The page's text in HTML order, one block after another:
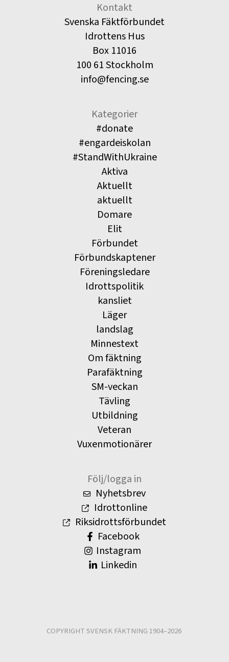
Kontakt
Svenska Fäktförbundet
Idrottens Hus
Box 11016
100 61 Stockholm
info@fencing.se
Kategorier
#donate
#engardeiskolan
#StandWithUkraine
Aktiva
Aktuellt
aktuellt
Domare
Elit
Förbundet
Förbundskaptener
Föreningsledare
Idrottspolitik
kansliet
Läger
landslag
Minnestext
Om fäktning
Parafäktning
SM-veckan
Tävling
Utbildning
Veteran
Vuxenmotionärer
Följ/logga in
Nyhetsbrev
Idrottonline
Riksidrottsförbundet
Facebook
Instagram
Linkedin
COPYRIGHT SVENSK FÄKTNING 1904–2026